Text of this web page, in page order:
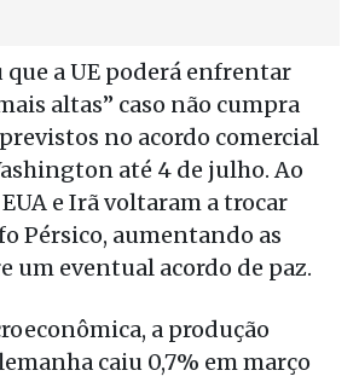
a UE poderá enfrentar
altas” caso não cumpra
no acordo comercial
até 4 de julho. Ao
e Irã voltaram a trocar
Pérsico, aumentando as
um eventual acordo de paz.
a produção
caiu 0,7% em março